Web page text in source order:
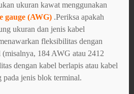
ukuran kawat menggunakan
gauge (AWG) .Periksa apakah
ukuran dan jenis kabel
fleksibilitas dengan
184 AWG atau 2412
dengan kabel berlapis atau kabel
pada jenis blok terminal.